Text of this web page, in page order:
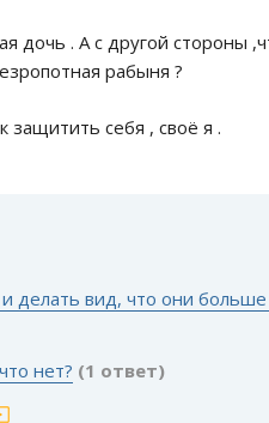
дочь . А с другой стороны
рабыня ?
защитить себя , своё я .
делать вид, что они больше
нет? (1 ответ)